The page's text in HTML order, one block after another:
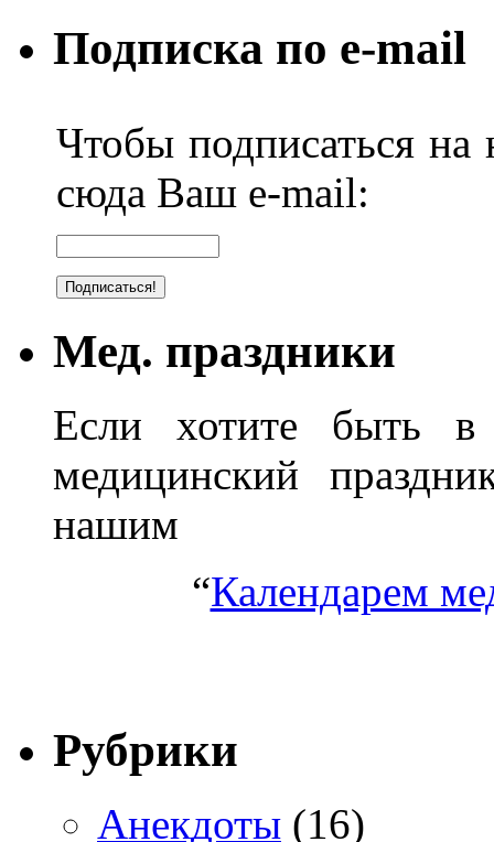
Подписка по e-mail
Чтобы подписаться на
сюда Ваш e-mail:
Мед. праздники
Если хотите быть в
медицинский
нашим
“Календарем
Рубрики
Анекдоты (16)